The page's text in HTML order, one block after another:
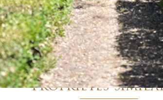
Propriétés
000 €
: FR 48 483 630 372
1315 du 21 octobre 2005 modifiant le